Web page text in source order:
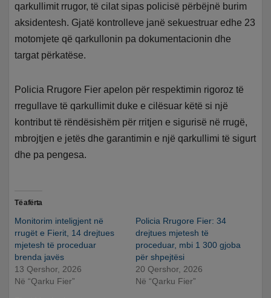
qarkullimit rrugor, të cilat sipas policisë përbëjnë burim
aksidentesh. Gjatë kontrolleve janë sekuestruar edhe 23
motomjete që qarkullonin pa dokumentacionin dhe
targat përkatëse.
Policia Rrugore Fier apelon për respektimin rigoroz të
rregullave të qarkullimit duke e cilësuar këtë si një
kontribut të rëndësishëm për rritjen e sigurisë në rrugë,
mbrojtjen e jetës dhe garantimin e një qarkullimi të sigurt
dhe pa pengesa.
Të afërta
Monitorim inteligjent në
rrugët e Fierit, 14 drejtues
mjetesh të proceduar
brenda javës
13 Qershor, 2026
Në “Qarku Fier”
Policia Rrugore Fier: 34
drejtues mjetesh të
proceduar, mbi 1 300 gjoba
për shpejtësi
20 Qershor, 2026
Në “Qarku Fier”